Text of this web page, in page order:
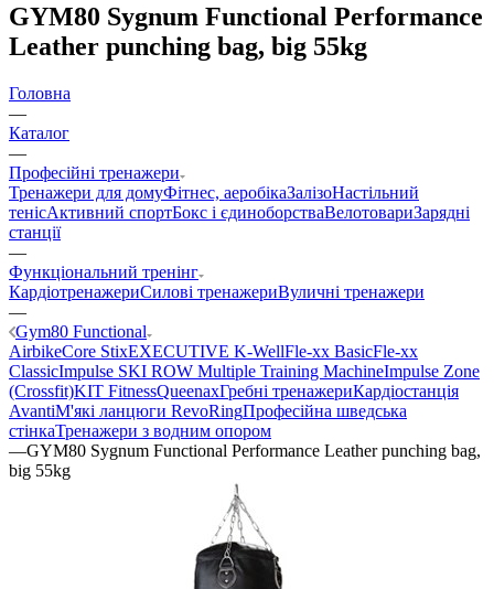
GYM80 Sygnum Functional Performance
Leather punching bag, big 55kg
Головна
—
Каталог
—
Професійні тренажери
Тренажери для домуФітнес, аеробікаЗалізоНастільний
тенісАктивний спортБокс і єдиноборстваВелотовариЗарядні
станції
—
Функціональний тренінг
КардіотренажериСилові тренажериВуличні тренажери
—
Gym80 Functional
AirbikeCore StixEXECUTIVE K-WellFle-xx BasicFle-xx
ClassicImpulse SKI ROW Multiple Training MachineImpulse Zone
(Crossfit)KIT FitnessQueenaxГребні тренажериКардіостанція
AvantiМ'які ланцюги RevoRingПрофесійна шведська
стінкаТренажери з водним опором
—GYM80 Sygnum Functional Performance Leather punching bag,
big 55kg